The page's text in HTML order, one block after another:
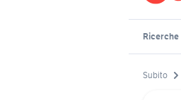
Ricerche
Subito